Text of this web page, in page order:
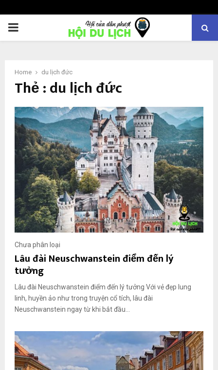
PRIMARY
Home du lịch đức
Thẻ : du lịch đức
Chưa phân loại
Lâu đài Neuschwanstein điểm đến lý
tưởng
Lâu đài Neuschwanstein điểm đến lý tưởng Với vẻ đẹp lung
linh, huyền ảo như trong truyện cổ tích, lâu đài
Neuschwanstein ngay từ khi bắt đầu...